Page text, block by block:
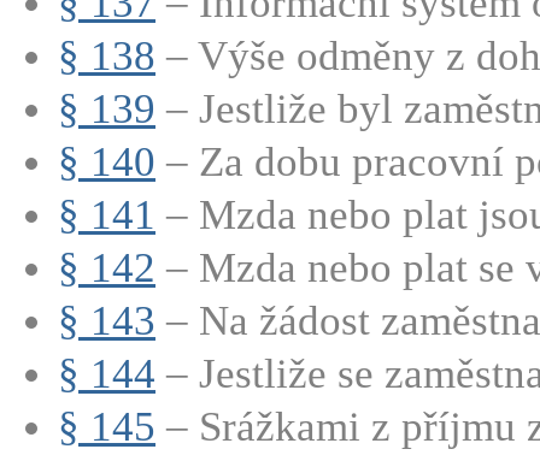
§ 138 – Výše odměny z
§ 139 – Jestliže byl
§ 140 – Za dobu pracovní
§ 141 – Mzda nebo plat
§ 142 – Mzda nebo plat se
§ 143 – Na žádost
§ 144 – Jestliže se
§ 145 – Srážkami z příjmu